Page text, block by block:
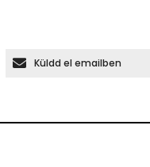
Küldd el emailben